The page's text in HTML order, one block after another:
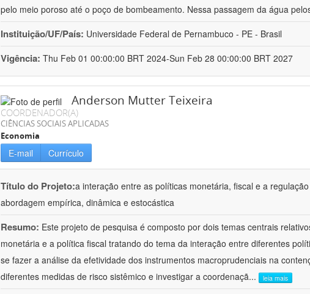
pelo meio poroso até o poço de bombeamento. Nessa passagem da água
Instituição/UF/País: Universidade Federal de Pernambuco - PE - Brasil
Vigência: Thu Feb 01 00:00:00 BRT 2024-Sun Feb 28 00:00:00 BRT 2027
Anderson Mutter Teixeira
COORDENADOR(A)
CIÊNCIAS SOCIAIS APLICADAS
Economia
E-mail Currículo
Título do Projeto:a interação entre as políticas monetária, fiscal e a
abordagem empírica, dinâmica e estocástica
Resumo: Este projeto de pesquisa é composto por dois temas centrais
monetária e a política fiscal tratando do tema da interação entre diferentes
se fazer a análise da efetividade dos instrumentos macroprudenciais na
diferentes medidas de risco sistêmico e investigar a coordenaçã... leia mais